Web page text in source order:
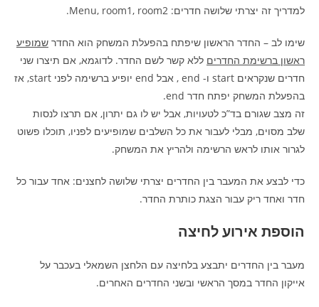
למדריך זה יצרתי שלושה חדרים: Menu, room1, room2.
שימו לב – החדר הראשון שיפתח בהפעלת המשחק הוא החדר שמופיע
ראשון ברשימת החדרים ללא קשר לשם החדר. לדוגמא, אם תיצרו שני
חדרים שנקראים start ו- end , אבל end יופיע ברשימה לפני start, אז
בהפעלת המשחק יפתח חדר end.
זה מצב שגורם בד”כ לטעויות, אבל יש לו גם יתרון, אם תרצו לנסות
שלב מסוים, מבלי לעבור את כל השלבים שמופיעים לפניו, תוכלו פשוט
לגרור אותו לראש הרשימה ולהריץ את המשחק.
כדי לבצע את המעבר בין החדרים יצרתי שלושה לחצנים: אחד עבור כל
חדר ואחד ריק עבור הצגת כותרת החדר.
הוספת אירוע לחיצה
מעבר בין החדרים יתבצע בלחיצה עם הלחצן השמאלי בעכבר על
אייקון החדר במסך הראשי ובשני החדרים האחרים.